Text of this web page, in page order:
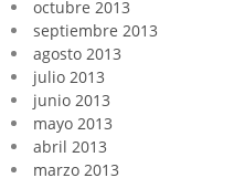
octubre 2013
septiembre 2013
agosto 2013
julio 2013
junio 2013
mayo 2013
abril 2013
marzo 2013